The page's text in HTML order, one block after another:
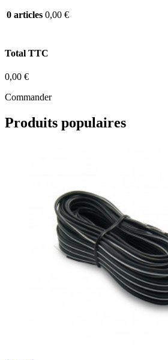
0 articles 0,00 €
Total TTC
0,00 €
Commander
Produits populaires